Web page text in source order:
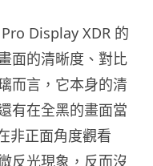
Display XDR 的
面的清晰度、對比
而言，它本身的清
有在全黑的畫面當
非正面角度觀看
反光現象，反而沒